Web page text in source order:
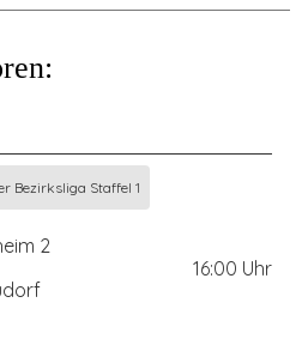
Bezirksliga Staffel 1
2
16:00 Uhr